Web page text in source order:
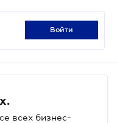
войти
всех бизнес-